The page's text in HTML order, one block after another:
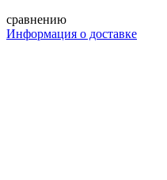
сравнению
Информация о доставке